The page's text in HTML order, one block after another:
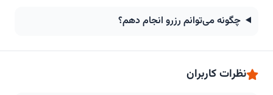
چگونه می‌توانم رزرو انجام دهم؟
نظرات کاربران